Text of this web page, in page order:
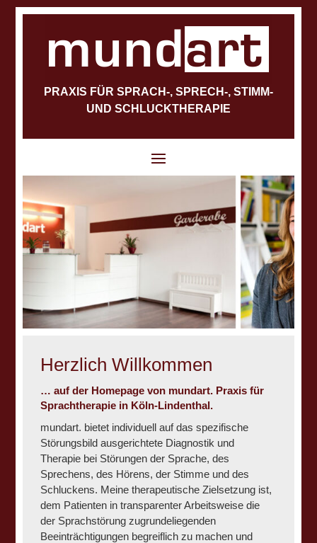
PRAXIS FÜR SPRACH-, SPRECH-, STIMM-
UND SCHLUCKTHERAPIE
Herzlich Willkommen
…auf der Homepage von mundart. Praxis für
Sprachtherapie in Köln-Lindenthal.
mundart. bietet individuell auf das spezifische
Störungsbild ausgerichtete Diagnostik und
Therapie bei Störungen der Sprache, des
Sprechens, des Hörens, der Stimme und des
Schluckens. Meine therapeutische Zielsetzung ist,
dem Patienten in transparenter Arbeitsweise die
der Sprachstörung zugrundeliegenden
Beeinträchtigungen begreiflich zu machen und